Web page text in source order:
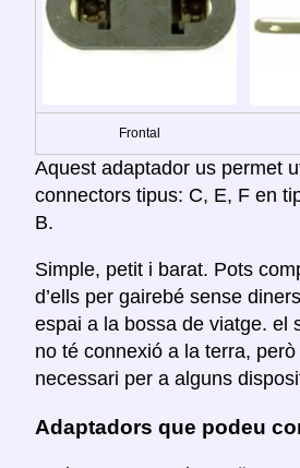
Frontal
Aquest adaptador us permet
connectors tipus: C, E, F en
B.
Simple, petit i barat. Pots
d’ells per gairebé sense
espai a la bossa de viatge. el
no té connexió a la terra,
necessari per a alguns
Adaptadors que podeu